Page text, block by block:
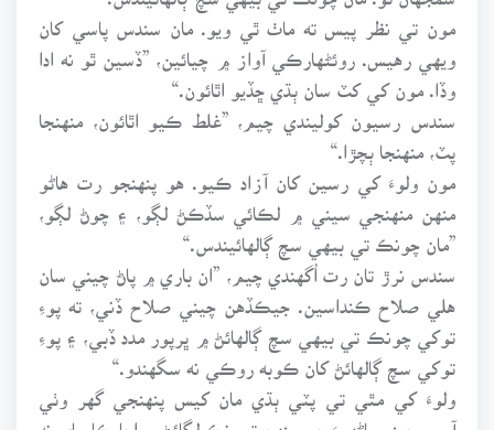
مون تي نظر پيس ته ماٺ ٿي ويو. مان سندس پاسي کان
ويهي رهيس. روئڻهارڪي آواز ۾ چيائين، ”ڏسين ٿو نه ادا
وڏا. مون کي کٽ سان ٻڌي ڇڏيو اٿائون.“
سندس رسيون کوليندي چيم، ”غلط ڪيو اٿائون، منهنجا
پٽ، منهنجا ٻچڙا.“
مون ولوءَ کي رسين کان آزاد ڪيو. هو پنهنجو رت هاڻو
منهن منهنجي سيني ۾ لڪائي سڏڪڻ لڳو، ۽ چوڻ لڳو،
”مان چونڪ تي بيهي سچ ڳالهائيندس.“
سندس نرڙ تان رت اُگهندي چيم، ”ان باري ۾ پاڻ چيني سان
هلي صلاح ڪنداسين. جيڪڏهن چيني صلاح ڏني، ته پوءِ
توکي چونڪ تي بيهي سچ ڳالهائڻ ۾ ڀرپور مدد ڏبي، ۽ پوءِ
توکي سچ ڳالهائڻ کان ڪوبه روڪي نه سگهندو.“
ولوءَ کي مٿي تي پٽي ٻڌي مان کيس پنهنجي گهر وٺي
آيس. چينو ماڻهوءَ جي منهن تي نڪ لڳائڻ ۾ اڃا ڪامياب نه